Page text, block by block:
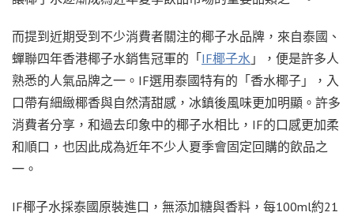
而提到近期受到不少消費者關注的椰子水品牌，來自泰國、
蟬聯四年香港椰子水銷售冠軍的「 IF椰子水 」，便是許多人
熟悉的人氣品牌之一。IF選用泰國特有的「香水椰子」，入
口帶有細緻椰香與自然清甜感，冰鎮後風味更加明顯。許多
消費者分享，和過去印象中的椰子水相比，IF的口感更加柔
和順口，也因此成為近年不少人夏季會固定回購的飲品之
一。
IF椰子水採泰國原裝進口，無添加糖與香料，每100ml約21